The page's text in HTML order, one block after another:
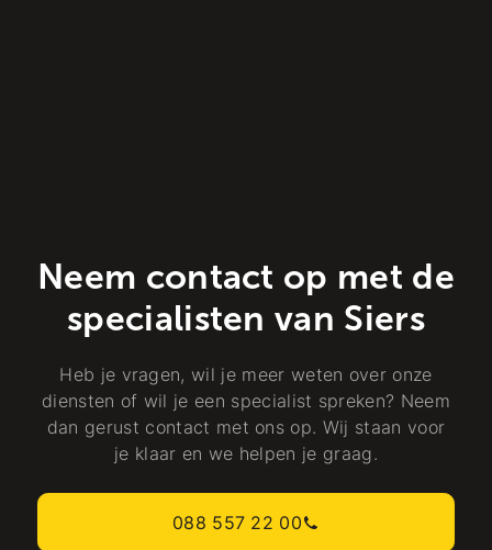
Neem contact op met de
specialisten van Siers
Heb je vragen, wil je meer weten over onze
diensten of wil je een specialist spreken? Neem
dan gerust contact met ons op. Wij staan voor
je klaar en we helpen je graag.
088 557 22 00